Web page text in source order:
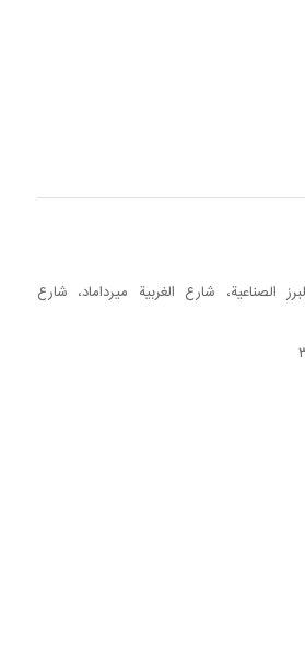
الصناعية، شارع الغربية میرداماد، شارع